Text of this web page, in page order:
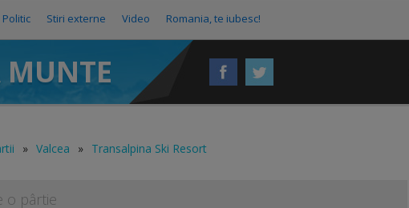
Politic Stiri externe Video Romania, te iubesc!
» Valcea » Transalpina Ski Resort
o pârtie